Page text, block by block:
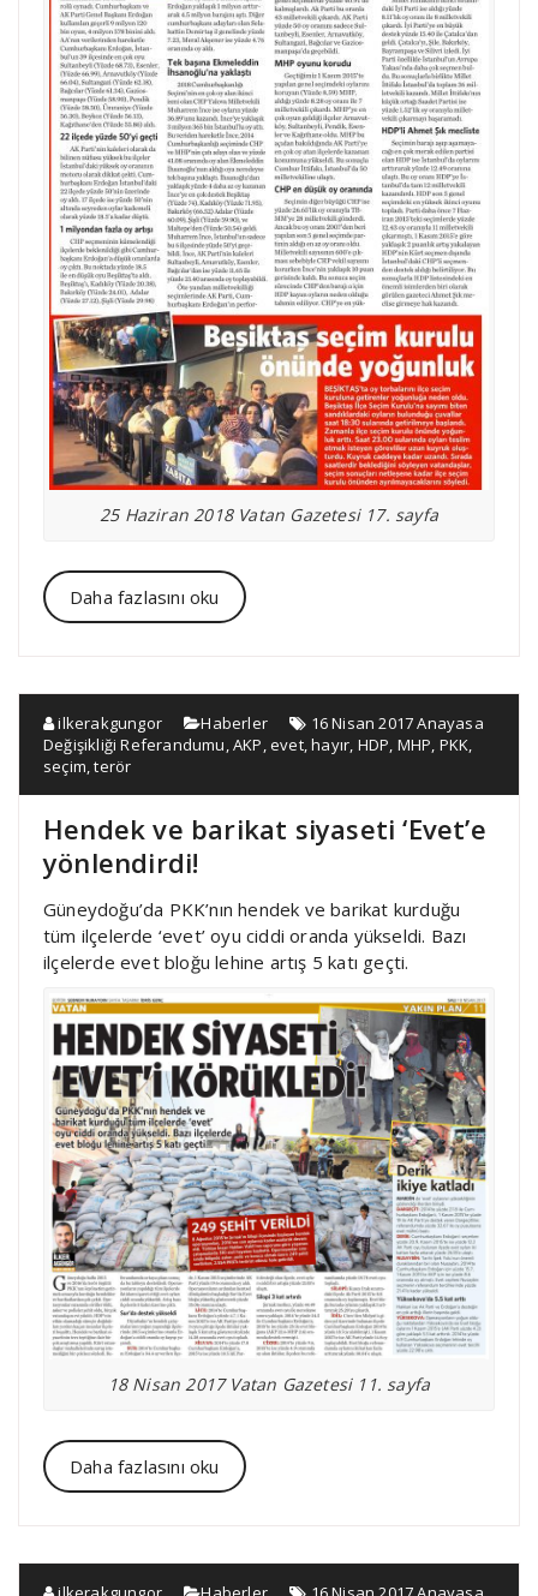
25 Haziran 2018 Vatan Gazetesi 17. sayfa
Daha fazlasını oku
ilkerakgungor Haberler
16 Nisan 2017 Anayasa
Değişikliği Referandumu ,AKP ,evet,hayır HDP MHP PKK
seçim ,terör
Hendek ve barikat siyaseti ‘Evet’e
yönlendirdi!
Güneydoğu’da PKK’nın hendek ve barikat kurduğu
tüm ilçelerde ‘evet’ oyu ciddi oranda yükseldi. Bazı
ilçelerde evet bloğu lehine artış 5 katı geçti.
18 Nisan 2017 Vatan Gazetesi 11. sayfa
Daha fazlasını oku